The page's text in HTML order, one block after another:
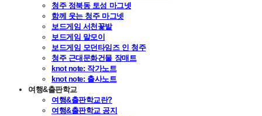
청주 정북동 토성 마그넷
함께 웃는 청주 마그넷
보드게임 서천꽃밭
보드게임 말모이
보드게임 모던타임즈 인 청주
청주 근대문화건물 장매트
knot note: 작가노트
knot note: 출사노트
여행&출판학교
여행&출판학교란?
여행&출판학교 공지